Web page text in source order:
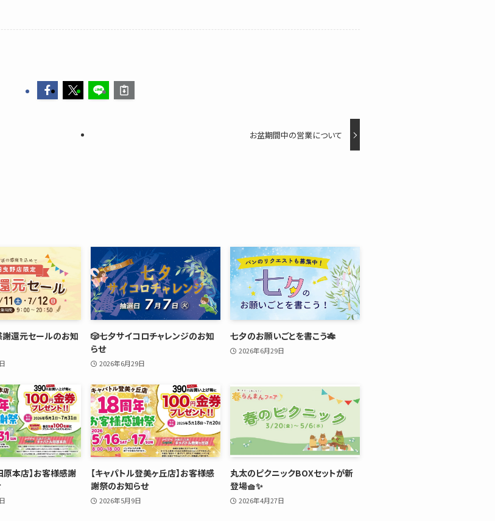
お盆期間中の営業について
謝還元セールのお知
🎲七夕サイコロチャレンジのお知
らせ
2026年6月29日
七夕のお願いごとを書こう🎋
2026年6月29日
原本店】お客様感謝
【キャパトル登美ヶ丘店】お客様感
謝祭のお知らせ
2026年5月9日
丸太のピクニックBOXセットが新
登場🧺✨
2026年4月27日